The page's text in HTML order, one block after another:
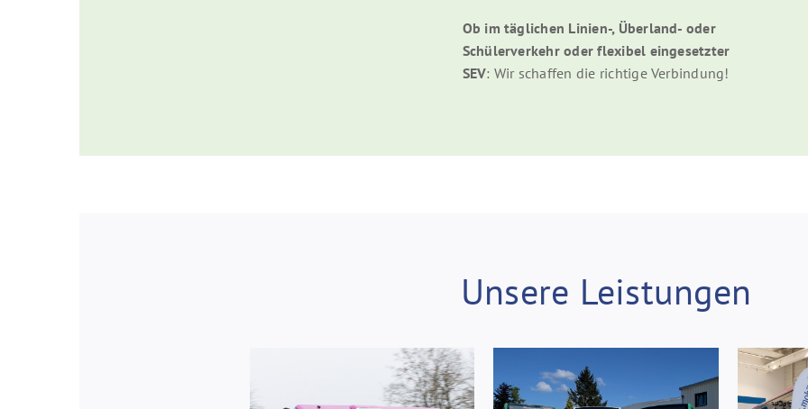
Ob im täglichen Linien-, Überland- oder
Schülerverkehr oder flexibel eingesetzter
SEV: Wir schaffen die richtige Verbindung!
Unsere Leistungen